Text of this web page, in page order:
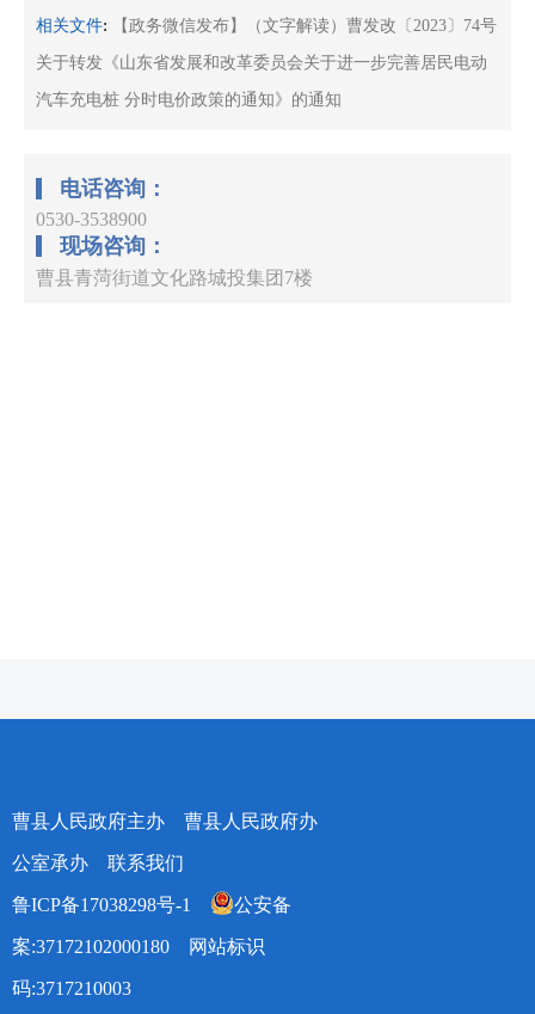
相关文件: 【政务微信发布】（文字解读）曹发改〔2023〕74号
关于转发《山东省发展和改革委员会关于进一步完善居民电动
汽车充电桩 分时电价政策的通知》的通知
电话咨询：
0530-3538900
现场咨询：
曹县青菏街道文化路城投集团7楼
曹县人民政府主办 曹县人民政府办
公室承办 联系我们
鲁ICP备17038298号-1 公安备
案:37172102000180 网站标识
码:3717210003